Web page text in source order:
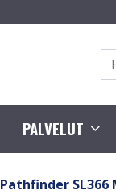
PALVELUT
Pathfinder